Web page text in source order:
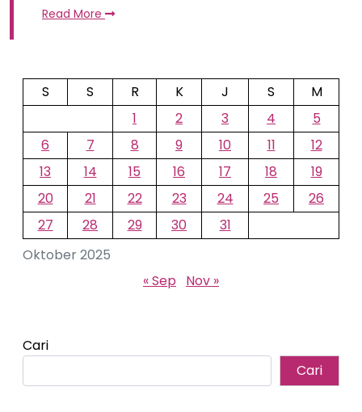
Read More
Oktober 2025
S S R K J S
M
1
2 3 4
5
6
7 8 9 10 11
12
13
14 15 16 17 18
19
20
21 22 23 24 25
26
27
28 29 30 31
« Sep Nov »
Cari
Cari